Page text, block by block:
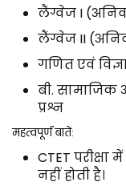
लैंग्वेज I
लैंग्वेज II
गणित एवं
बी. सामाजिक
प्रश्न
महत्वपूर्ण बातें:
CTET परीक्षा
नहीं होती है।